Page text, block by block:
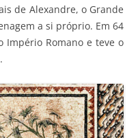
de Alexandre, o Grande
a si próprio. Em 64
Império Romano e teve o